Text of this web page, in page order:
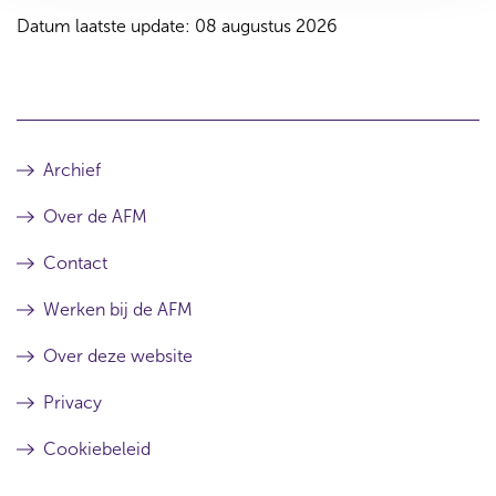
Datum laatste update: 08 augustus 2026
Archief
Over de AFM
Contact
Werken bij de AFM
Over deze website
Privacy
Cookiebeleid